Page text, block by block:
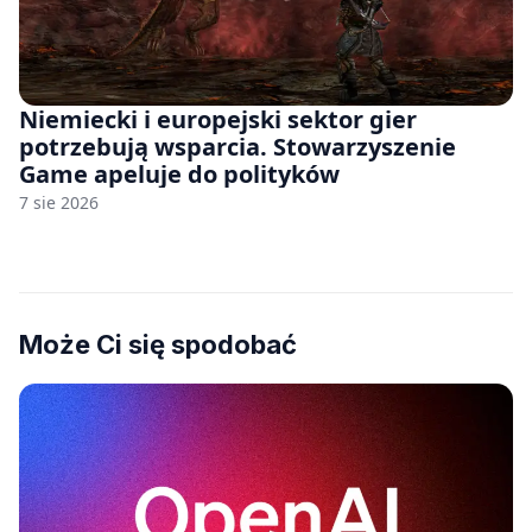
Niemiecki i europejski sektor gier
potrzebują wsparcia. Stowarzyszenie
Game apeluje do polityków
7 sie 2026
Może Ci się spodobać